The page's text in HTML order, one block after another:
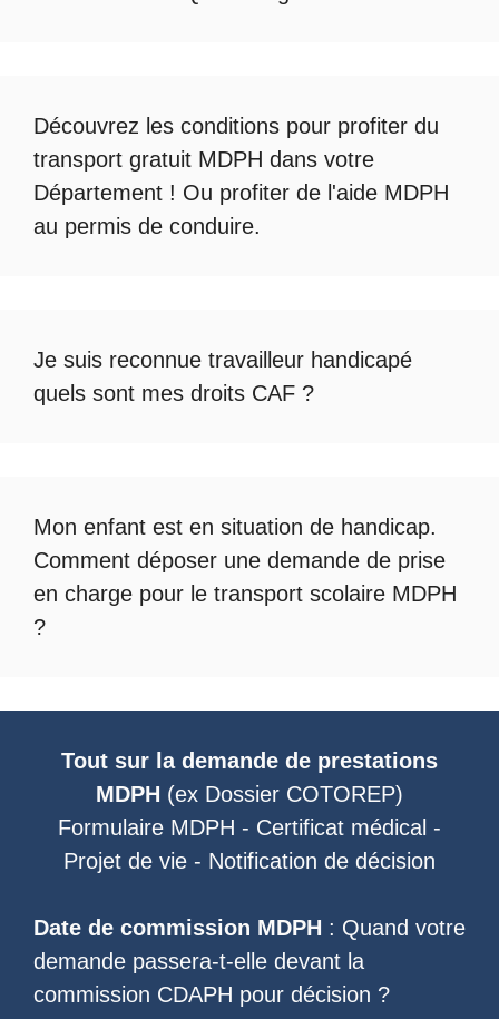
Découvrez les conditions pour profiter du
transport gratuit MDPH dans votre
Département ! Ou profiter de l'aide MDPH
au permis de conduire.
Je suis reconnue travailleur handicapé
quels sont mes droits CAF ?
Mon enfant est en situation de handicap.
Comment déposer une demande de prise
en charge pour le transport scolaire MDPH
?
Tout sur la demande de prestations
MDPH (ex Dossier COTOREP)
Formulaire MDPH - Certificat médical -
Projet de vie - Notification de décision
Date de commission MDPH : Quand votre
demande passera-t-elle devant la
commission CDAPH pour décision ?